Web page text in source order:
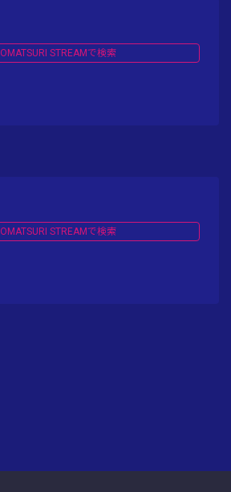
OMATSURI STREAMで検索
OMATSURI STREAMで検索